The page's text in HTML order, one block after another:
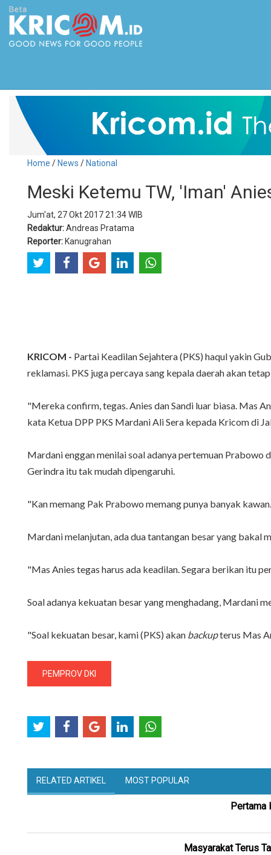
Home / News / National
Meski Ketemu TW, 'Iman'
Jum'at, 27 Okt 2017 21:34 WIB
Redaktur:Andreas Pratama
Reporter: Kanugrahan
KRICOM - Partai Keadilan Sejahtera (PKS) haqul yakin
reklamasi. PKS juga percaya sang kepala daerah akan
"Mereka confirm, tegas. Anies dan Sandi luar biasa. Mas
kata Ketua DPP PKS Mardani Ali Sera kepada Kricom di
Mardani enggan menilai soal adanya pertemuan Prabowo
Gerindra itu tak mudah dipengaruhi.
"Kan memang Pak Prabowo memang punya banyak
Mardani melanjutan, ada dua tantangan besar yang bakal
"Mas Anies tegas harus ada keadilan. Segara berikan itu
Soal adanya kekuatan besar yang menghadang, Mardani
"Soal kekuatan besar, kami (PKS) akan backupterus Mas
PEMPROV DKI
RELATED ARTIKEL MOST POPULAR
Pertama
Masyarakat Terus